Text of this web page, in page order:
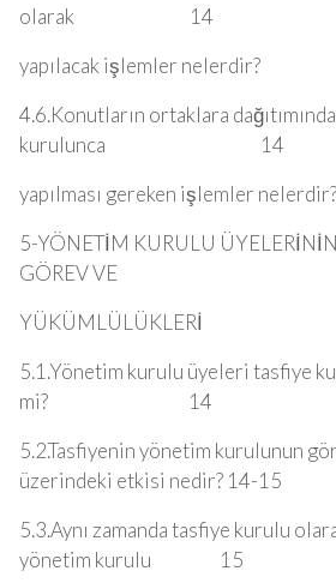
olarak 14
yapılacak işlemler nelerdir?
4.6.Konutların ortaklara
kurulunca 14
yapılması gereken işlemler nelerdir?
5-YÖNETİM KURULU
GÖREV VE
YÜKÜMLÜLÜKLERİ
5.1.Yönetim kurulu üyeleri tasfiye
mi? 14
5.2.Tasfiyenin yönetim kurulunun
üzerindeki etkisi nedir? 14-15
5.3.Aynı zamanda tasfiye kurulu
yönetim kurulu 15